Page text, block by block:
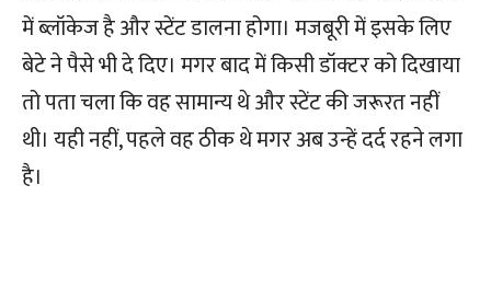
में ब्लॉकेज है और स्टेंट डालना होगा। मजबूरी में इसके लिए
बेटे ने पैसे भी दे दिए। मगर बाद में किसी डॉक्टर को दिखाया
तो पता चला कि वह सामान्य थे और स्टेंट की जरूरत नहीं
थी। यही नहीं, पहले वह ठीक थे मगर अब उन्हें दर्द रहने लगा
है।